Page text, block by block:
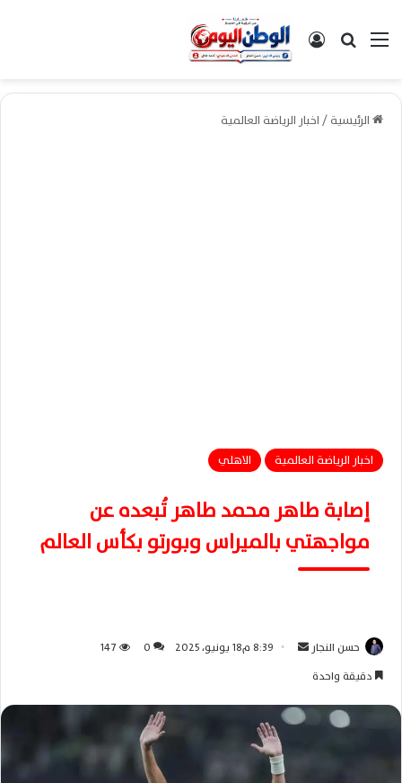
القائمةبحث عن تسجيل الدخول
الرئيسية/اخبار الرياضة العالمية
اخبار الرياضة العالمية الاهلي
إصابة طاهر محمد طاهر تُبعده عن
مواجهتي بالميراس وبورتو بكأس العالم
حسن النجار
ل
8:39 م18 يونيو، 2025 0
147
دقيقة واحدة